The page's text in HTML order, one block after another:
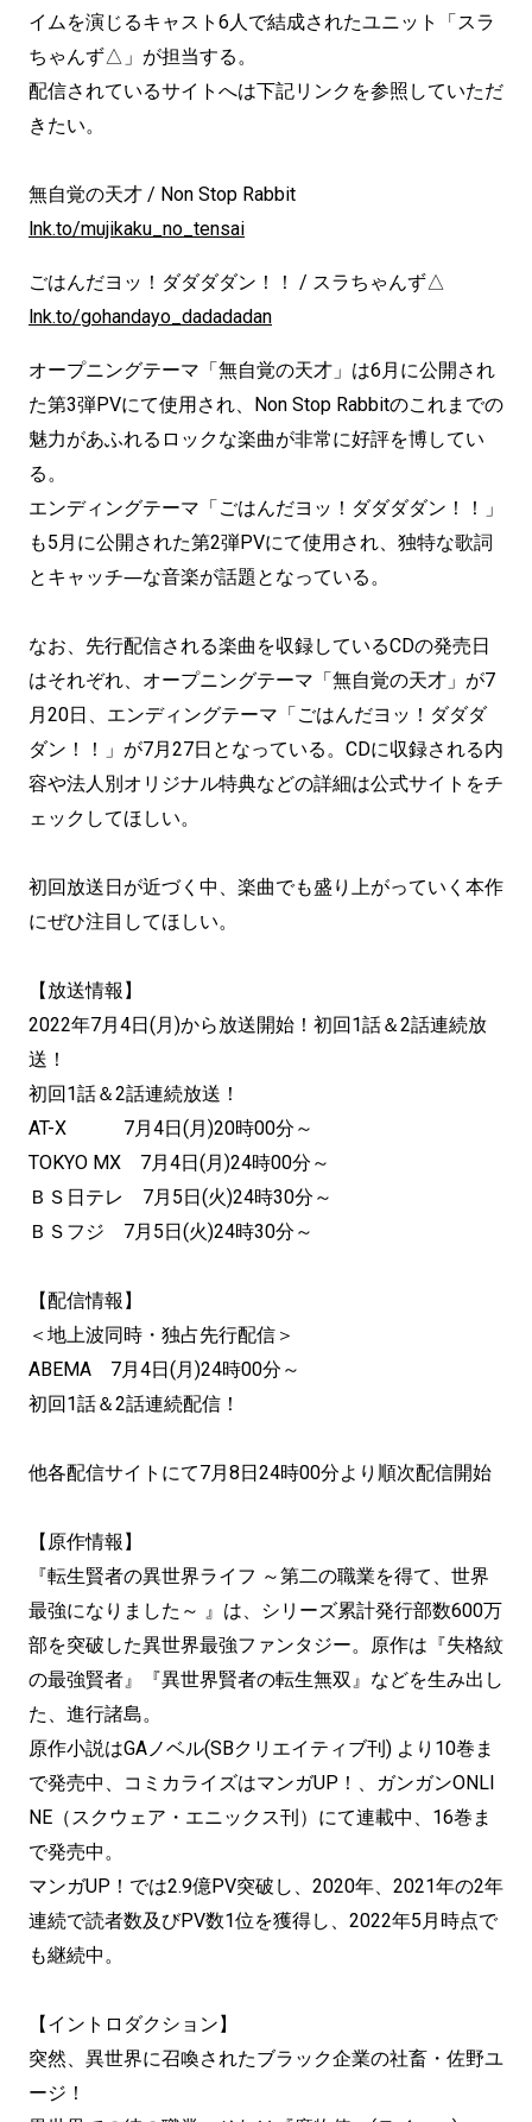
イムを演じるキャスト6人で結成されたユニット「スラ
ちゃんず△」が担当する。
配信されているサイトへは下記リンクを参照していただ
きたい。
無自覚の天才 / Non Stop Rabbit
lnk.to/mujikaku_no_tensai
ごはんだヨッ！ダダダダン！！ / スラちゃんず△
lnk.to/gohandayo_dadadadan
オープニングテーマ「無自覚の天才」は6月に公開され
た第3弾PVにて使用され、Non Stop Rabbitのこれまでの
魅力があふれるロックな楽曲が非常に好評を博してい
る。
エンディングテーマ「ごはんだヨッ！ダダダダン！！」
も5月に公開された第2弾PVにて使用され、独特な歌詞
とキャッチ―な音楽が話題となっている。
なお、先行配信される楽曲を収録しているCDの発売日
はそれぞれ、オープニングテーマ「無自覚の天才」が7
月20日、エンディングテーマ「ごはんだヨッ！ダダダ
ダン！！」が7月27日となっている。CDに収録される内
容や法人別オリジナル特典などの詳細は公式サイトをチ
ェックしてほしい。
初回放送日が近づく中、楽曲でも盛り上がっていく本作
にぜひ注目してほしい。
【放送情報】
2022年7月4日(月)から放送開始！初回1話＆2話連続放
送 ！
初回1話＆2話連続放送！
AT-X 7月4日(月)20時00分～
TOKYO MX 7月4日(月)24時00分～
ＢＳ日テレ 7月5日(火)24時30分～
ＢＳフジ 7月5日(火)24時30分～
【配信情報】
＜地上波同時・独占先行配信＞
ABEMA 7月4日(月)24時00分～
初回1話＆2話連続配信！
他各配信サイトにて7月8日24時00分より順次配信開始
【原作情報】
『転生賢者の異世界ライフ ～第二の職業を得て、世界
最強になりました～ 』は、シリーズ累計発行部数600万
部を突破した異世界最強ファンタジー。原作は『失格紋
の最強賢者』『異世界賢者の転生無双』などを生み出し
た、進行諸島。
原作小説はGAノベル(SBクリエイティブ刊) より10巻ま
で発売中、コミカライズはマンガUP！、ガンガンONLI
NE（スクウェア・エニックス刊）にて連載中、16巻ま
で発売中。
マンガUP！では2.9億PV突破し、2020年、2021年の2年
連続で読者数及びPV数1位を獲得し、2022年5月時点で
も継続中。
【イントロダクション】
突然、異世界に召喚されたブラック企業の社畜・佐野ユ
ージ！